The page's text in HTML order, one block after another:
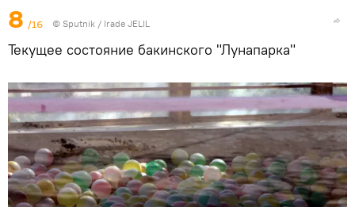
8 /16 © Sputnik / Irade JELIL
Текущее состояние бакинского "Лунапарка"